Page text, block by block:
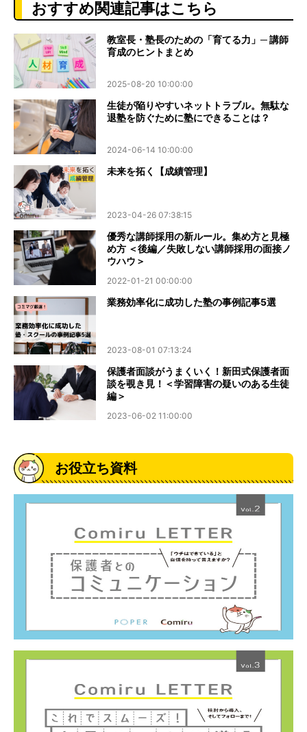
おすすめ関連記事はこちら
教室長・塾長のための「育てる力」─ 講師
育成のヒントまとめ
2025-08-20 10:00:00
生徒が陥りやすいネットトラブル。無駄な
退塾を防ぐために塾にできることは？
2024-06-14 10:00:00
未来を拓く【成績管理】
2023-04-26 07:38:15
優秀な講師採用の新ルール。集め方と見極
め方 ＜後編／失敗しない講師採用の面接ノ
ウハウ＞
2022-01-21 00:00:00
業務効率化に成功した塾の事例記事5選
2023-08-01 07:13:24
保護者面談がうまくいく！新田式保護者面
談を覗き見！＜学習障害の疑いのある生徒
編＞
2023-06-02 11:00:00
お役立ち資料